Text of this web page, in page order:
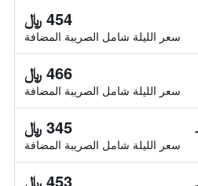
454 ﷼
سعر الليلة شامل الصريبة المضافة
466 ﷼
سعر الليلة شامل الصريبة المضافة
345 ﷼
سعر الليلة شامل الصريبة المضافة
453 ﷼